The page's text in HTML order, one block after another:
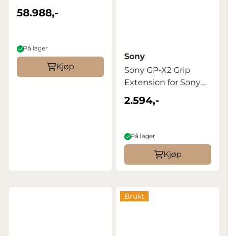
58.988,-
På lager
Kjøp
Sony
Sony GP-X2 Grip
Extension for Sony
a7C II/a7CR
2.594,-
På lager
Kjøp
Brukt